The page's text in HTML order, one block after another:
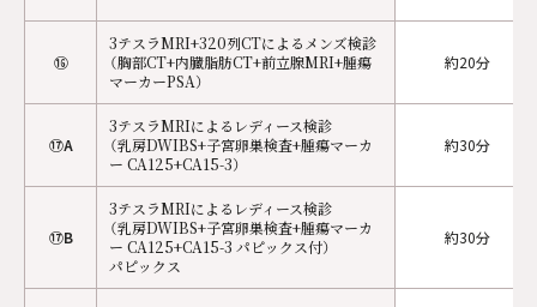
⑯
3テスラMRI+320列CTによるメンズ検診
（胸部CT+内臓脂肪CT+前立腺MRI+腫瘍
マーカーPSA）
約20分
⑰A
3テスラMRIによるレディース検診
（乳房DWIBS+子宮卵巣検査+腫瘍マーカ
ー CA125+CA15-3）
約30分
⑰B
3テスラMRIによるレディース検診
（乳房DWIBS+子宮卵巣検査+腫瘍マーカ
ー CA125+CA15-3 パピックス付）
パピックス
約30分